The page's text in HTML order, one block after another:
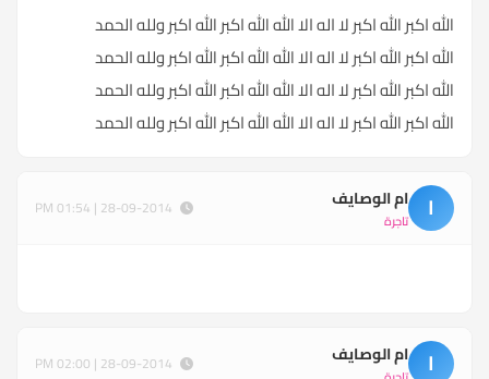
الله اكبر الله اكبر لا اله الا الله الله اكبر الله اكبر ولله الحمد
الله اكبر الله اكبر لا اله الا الله الله اكبر الله اكبر ولله الحمد
الله اكبر الله اكبر لا اله الا الله الله اكبر الله اكبر ولله الحمد
الله اكبر الله اكبر لا اله الا الله الله اكبر الله اكبر ولله الحمد
ا ام الوصايف
تاجرة
ا ام الوصايف